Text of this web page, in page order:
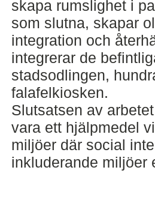
skapa rumslighet i
som slutna, skapar
integration och
integrerar de
stadsodlingen,
falafelkiosken.
Slutsatsen av
vara ett hjälpmedel
miljöer där social
inkluderande miljöer